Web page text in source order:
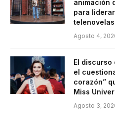
animación
para
telenovelas
Agosto 4,
El discurso
el
corazón”
Miss
Agosto 3,